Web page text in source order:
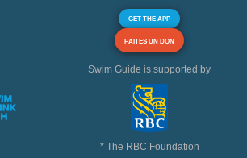
GET THE APP
FAITES UN DON
Swim Guide is supported by
* The RBC Foundation